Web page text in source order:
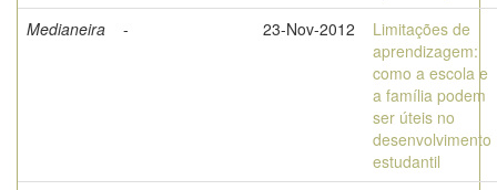
Medianeira
- 23-Nov-2012
Limitações de
aprendizagem:
como a escola e
a família podem
ser úteis no
desenvolvimento
estudantil